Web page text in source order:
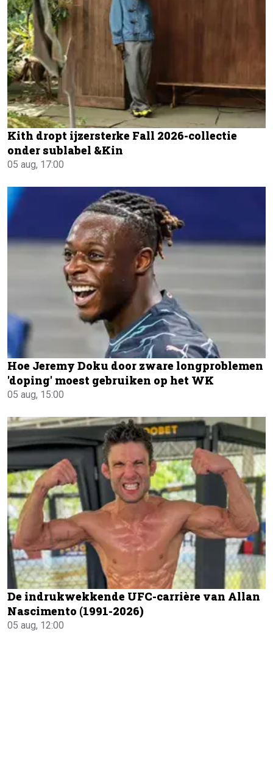
Kith dropt ijzersterke Fall 2026-collectie
onder sublabel &Kin
05 aug, 17:00
Hoe Jeremy Doku door zware longproblemen
'doping' moest gebruiken op het WK
05 aug, 15:00
De indrukwekkende UFC-carrière van Allan
Nascimento (1991-2026)
05 aug, 12:00